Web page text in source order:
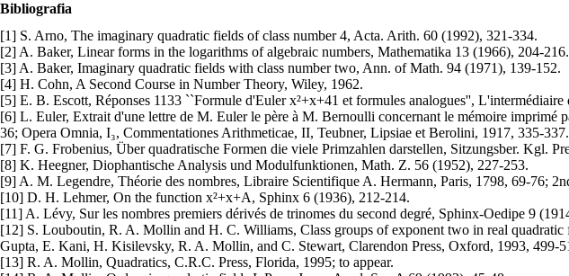
Bibliografia
[1] S. Arno, The imaginary quadratic fields of class number 4, Acta. Arith. 60 (1992), 321-334.
[2] A. Baker, Linear forms in the logarithms of algebraic numbers, Mathematika 13 (1966), 204-216.
[3] A. Baker, Imaginary quadratic fields with class number two, Ann. of Math. 94 (1971), 139-152.
[4] H. Cohn, A Second Course in Number Theory, Wiley, 1962.
[5] E. B. Escott, Réponses 1133 ``Formule d'Euler x²+x+41 et formules analogues'', L'intermédiaire
[6] L. Euler, Extrait d'une lettre de M. Euler le père à M. Bernoulli concernant le mémoire
36; Opera Omnia, I₃, Commentationes Arithmeticae, II, Teubner, Lipsiae et Berolini, 1917, 335-337.
[7] F. G. Frobenius, Über quadratische Formen die viele Primzahlen darstellen, Sitzungsber. Kgl.
[8] K. Heegner, Diophantische Analysis und Modulfunktionen, Math. Z. 56 (1952), 227-253.
[9] A. M. Legendre, Théorie des nombres, Libraire Scientifique A. Hermann, Paris, 1798, 69-76;
[10] D. H. Lehmer, On the function x²+x+A, Sphinx 6 (1936), 212-214.
[11] A. Lévy, Sur les nombres premiers dérivés de trinomes du second degré, Sphinx-Oedipe 9
[12] S. Louboutin, R. A. Mollin and H. C. Williams, Class groups of exponent two in real
Gupta, E. Kani, H. Kisilevsky, R. A. Mollin, and C. Stewart, Clarendon Press, Oxford, 1993, 499-
[13] R. A. Mollin, Quadratics, C.R.C. Press, Florida, 1995; to appear.